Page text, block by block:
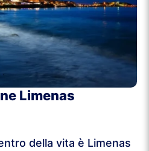
Limenas
della vita è Limenas